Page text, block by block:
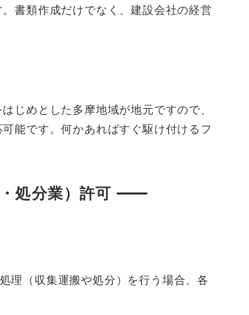
書類作成だけでなく、建設会社の経営
じめとした多摩地域が地元ですので、
能です。何かあればすぐ駆け付けるフ
処分業）許可
理（収集運搬や処分）を行う場合、各